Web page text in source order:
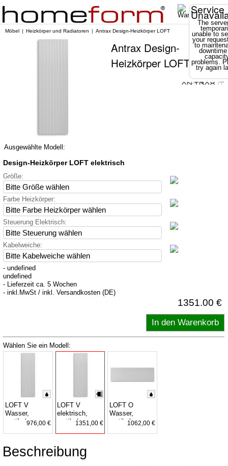
Service
The
unable to
your
to
problems.
try again
Möbel Heizkörper und Radiatoren Antrax Design-Heizkörper LOFT
Antrax Design-
Heizkörper LOFT
Ausgewählte Modell:
Design-Heizkörper LOFT elektrisch
Größe:
Farbe Heizkörper:
Steuerung Elektrisch:
Kabelweiche:
- undefined
undefined
- Lieferzeit ca. 5 Wochen
- inkl.MwSt / inkl. Versandkosten (DE)
1351.00 €
Wählen Sie ein Modell:
LOFT V
Wasser,
vertikal976,00 €
LOFT V
elektrisch,
vertikal1351,00 €
LOFT O
Wasser,
vertikal1062,00 €
Beschreibung